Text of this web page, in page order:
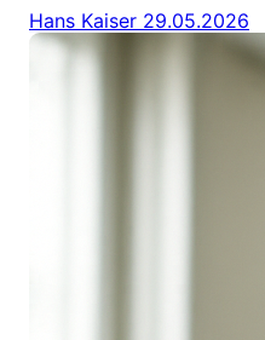
Hans Kaiser 29.05.2026